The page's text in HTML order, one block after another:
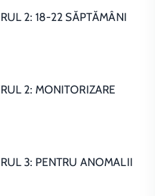
2: 18-22 SĂPTĂMÂNI
2: MONITORIZARE
3: PENTRU ANOMALII